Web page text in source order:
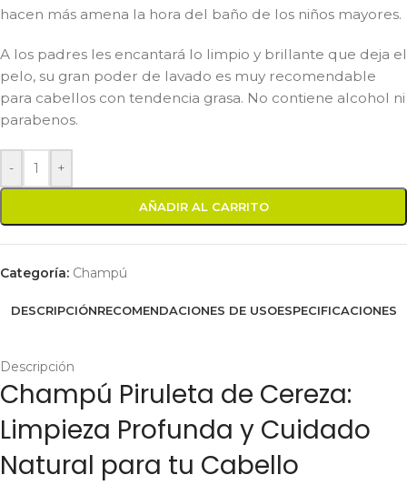
hacen más amena la hora del baño de los niños mayores.
A los padres les encantará lo limpio y brillante que deja el
pelo, su gran poder de lavado es muy recomendable
para cabellos con tendencia grasa. No contiene alcohol ni
parabenos.
- +
AÑADIR AL CARRITO
Categoría: Champú
DESCRIPCIÓNRECOMENDACIONES DE USOESPECIFICACIONES
Descripción
Champú Piruleta de Cereza:
Limpieza Profunda y Cuidado
Natural para tu Cabello